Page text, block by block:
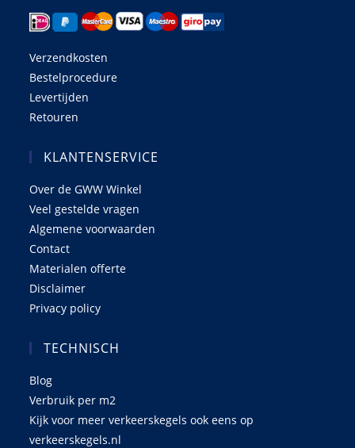
Verzendkosten
Bestelprocedure
Levertijden
Retouren
KLANTENSERVICE
Over de GWW Winkel
Veel gestelde vragen
Algemene voorwaarden
Contact
Materialen offerte
Disclaimer
Privacy policy
TECHNISCH
Blog
Verbruik per m2
Kijk voor meer verkeerskegels ook eens op
verkeerskegels.nl